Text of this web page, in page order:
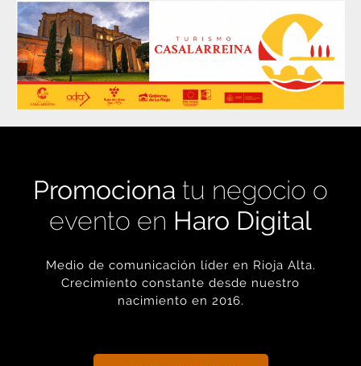
Promociona tu negocio o
evento en Haro Digital
Medio de comunicación líder en Rioja Alta.
Crecimiento constante desde nuestro
nacimiento en 2016.